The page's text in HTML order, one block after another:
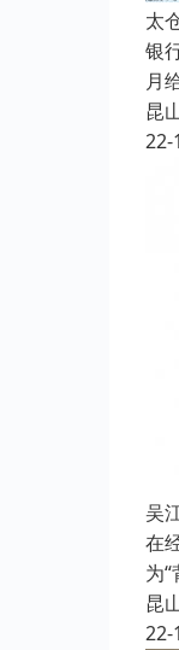
太
银
月
昆
22-
吴
在
为
昆
22-